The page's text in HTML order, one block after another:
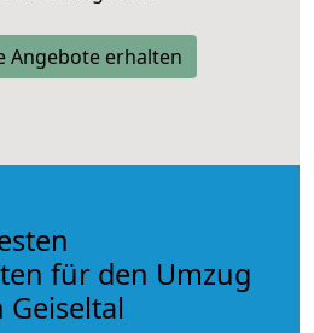
Angebote erhalten
für den Umzug